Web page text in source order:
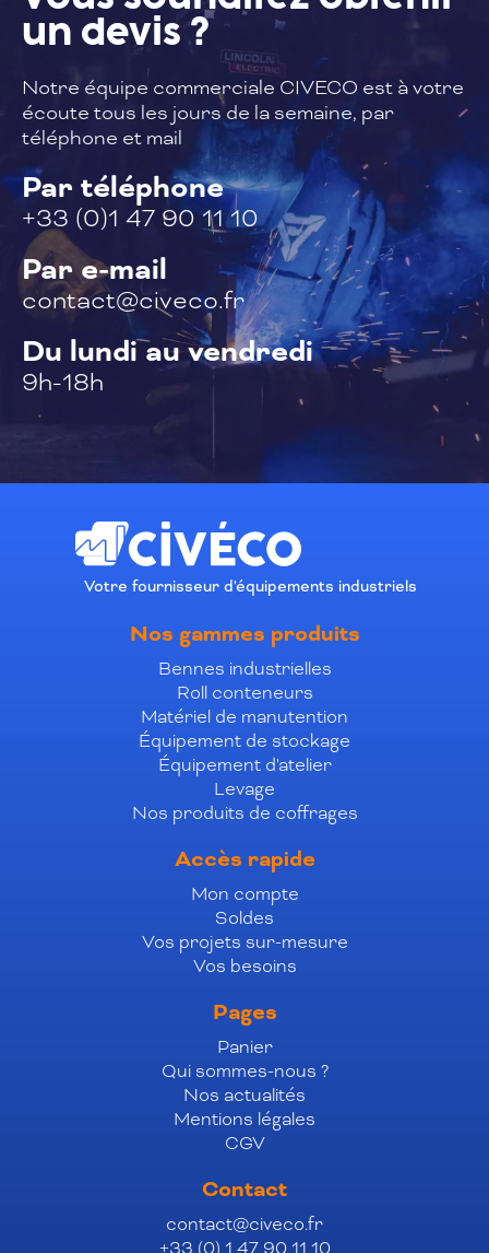
un devis ?
Notre équipe commerciale CIVECO est àvotre
écoute tous les jours de la semaine, par
téléphone et mail
Par téléphone
+33 (0)1 47 90 11 10
Par e-mail
contact@civeco.fr
Du lundi au vendredi
9h-18h
Votre fournisseur d'équipements industriels
Nos gammes produits
Bennes industrielles
Roll conteneurs
Matériel de manutention
Équipement de stockage
Équipement d'atelier
Levage
Nos produits de coffrages
Accès rapide
Mon compte
Soldes
Vos projets sur-mesure
Vos besoins
Pages
Panier
Qui sommes-nous ?
Nos actualités
Mentions légales
CGV
Contact
contact@civeco.fr
+33 (0) 1 47 90 11 10